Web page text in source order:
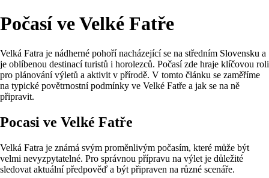
Počasí ve Velké Fatře
Velká Fatra je nádherné pohoří nacházející se na středním Slovensku a
je oblíbenou destinací turistů i horolezců. Počasí zde hraje klíčovou roli
pro plánování výletů a aktivit v přírodě. V tomto článku se zaměříme
na typické povětrnostní podmínky ve Velké Fatře a jak se na ně
připravit.
Pocasi ve Velké Fatře
Velká Fatra je známá svým proměnlivým počasím, které může být
velmi nevyzpytatelné. Pro správnou přípravu na výlet je důležité
sledovat aktuální předpověď a být připraven na různé scenáře.